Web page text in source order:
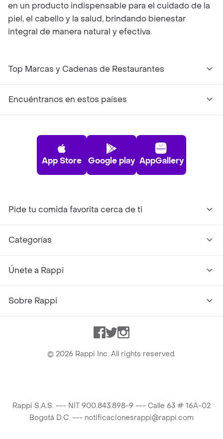
en un producto indispensable para el cuidado de la
piel, el cabello y la salud, brindando bienestar
integral de manera natural y efectiva.
Top Marcas y Cadenas de Restaurantes
Encuéntranos en estos países
App Store Google play AppGallery
Pide tu comida favorita cerca de ti
Categorías
Únete a Rappi
Sobre Rappi
Facebook
TwitterInstagram
© 2026 Rappi Inc. All rights reserved.
Rappi S.A.S. --- NIT 900.843.898-9 --- Calle 63 # 16A-02
Bogotá D.C. --- notificacionesrappi@rappi.com